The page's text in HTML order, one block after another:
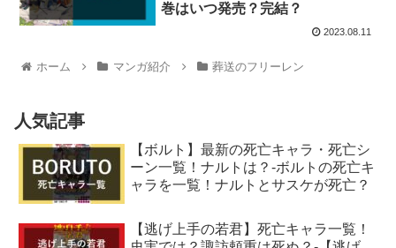
巻はいつ発売？完結？
2023.08.11
ホーム マンガ紹介 葬送のフリーレン
人気記事
【ボルト】最新の死亡キャラ・死亡シ
ーン一覧！ナルトは？-ボルトの死亡キ
ャラを一覧！ナルトとサスケが死亡？
【逃げ上手の若君】死亡キャラ一覧！